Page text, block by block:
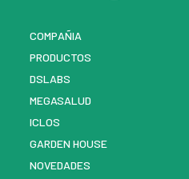
COMPAÑIA
PRODUCTOS
DSLABS
MEGASALUD
ICLOS
GARDEN HOUSE
NOVEDADES